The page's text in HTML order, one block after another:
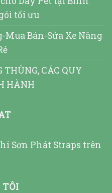
tối ưu
Bán-Sửa Xe Nâng
CÁC QUY
HÀNH
Sơn Phát Straps trên
TÔI